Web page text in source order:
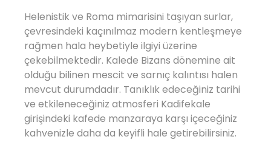
Helenistik ve Roma mimarisini taşıyan surlar,
çevresindeki kaçınılmaz modern kentleşmeye
rağmen hala heybetiyle ilgiyi üzerine
çekebilmektedir. Kalede Bizans dönemine ait
olduğu bilinen mescit ve sarnıç kalıntısı halen
mevcut durumdadır. Tanıklık edeceğiniz tarihi
ve etkileneceğiniz atmosferi Kadifekale
girişindeki kafede manzaraya karşı içeceğiniz
kahvenizle daha da keyifli hale getirebilirsiniz.